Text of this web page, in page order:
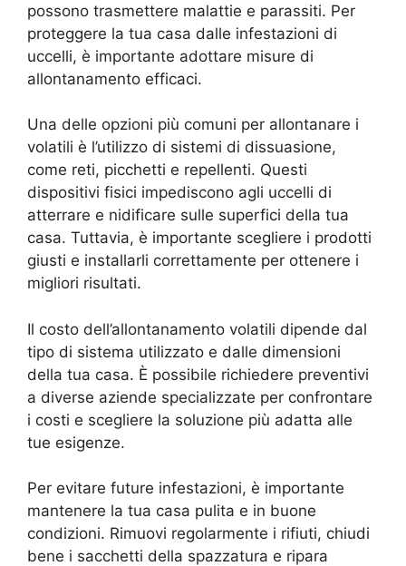
possono trasmettere malattie e parassiti. Per
proteggere la tua casa dalle infestazioni di
uccelli, è importante adottare misure di
allontanamento efficaci.
Una delle opzioni più comuni per allontanare i
volatili è l’utilizzo di sistemi di dissuasione,
come reti, picchetti e repellenti. Questi
dispositivi fisici impediscono agli uccelli di
atterrare e nidificare sulle superfici della tua
casa. Tuttavia, è importante scegliere i prodotti
giusti e installarli correttamente per ottenere i
migliori risultati.
Il costo dell’allontanamento volatili dipende dal
tipo di sistema utilizzato e dalle dimensioni
della tua casa. È possibile richiedere preventivi
a diverse aziende specializzate per confrontare
i costi e scegliere la soluzione più adatta alle
tue esigenze.
Per evitare future infestazioni, è importante
mantenere la tua casa pulita e in buone
condizioni. Rimuovi regolarmente i rifiuti, chiudi
bene i sacchetti della spazzatura e ripara